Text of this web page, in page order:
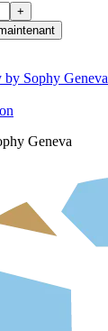
Sophy Geneva
Geneva